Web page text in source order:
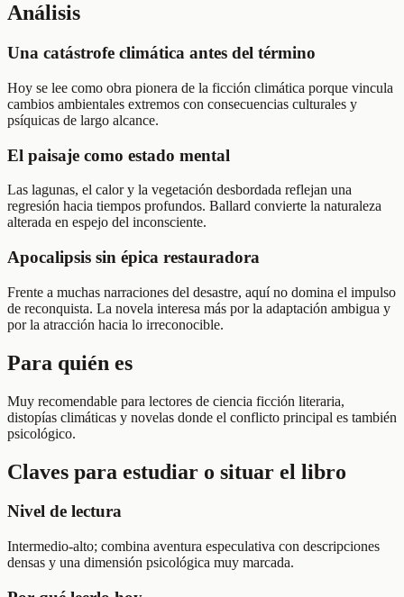
Análisis
Una catástrofe climática antes del término
Hoy se lee como obra pionera de la ficción climática porque vincula
cambios ambientales extremos con consecuencias culturales y
psíquicas de largo alcance.
El paisaje como estado mental
Las lagunas, el calor y la vegetación desbordada reflejan una
regresión hacia tiempos profundos. Ballard convierte la naturaleza
alterada en espejo del inconsciente.
Apocalipsis sin épica restauradora
Frente a muchas narraciones del desastre, aquí no domina el impulso
de reconquista. La novela interesa más por la adaptación ambigua y
por la atracción hacia lo irreconocible.
Para quién es
Muy recomendable para lectores de ciencia ficción literaria,
distopías climáticas y novelas donde el conflicto principal es también
psicológico.
Claves para estudiar o situar el libro
Nivel de lectura
Intermedio-alto; combina aventura especulativa con descripciones
densas y una dimensión psicológica muy marcada.